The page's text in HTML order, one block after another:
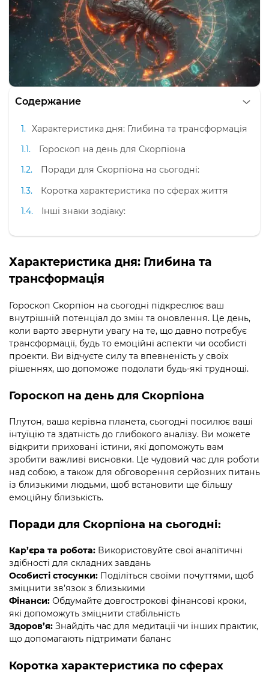
Содержание
Характеристика дня: Глибина та трансформація
Гороскоп на день для Скорпіона
Поради для Скорпіона на сьогодні:
Коротка характеристика по сферах життя
Інші знаки зодіаку:
Характеристика дня: Глибина та
трансформація
Гороскоп Скорпіон на сьогодні підкреслює ваш
внутрішній потенціал до змін та оновлення. Це день,
коли варто звернути увагу на те, що давно потребує
трансформації, будь то емоційні аспекти чи особисті
проекти. Ви відчуєте силу та впевненість у своїх
рішеннях, що допоможе подолати будь-які труднощі.
Гороскоп на день для Скорпіона
Плутон, ваша керівна планета, сьогодні посилює ваші
інтуїцію та здатність до глибокого аналізу. Ви можете
відкрити приховані істини, які допоможуть вам
зробити важливі висновки. Це чудовий час для роботи
над собою, а також для обговорення серйозних питань
із близькими людьми, щоб встановити ще більшу
емоційну близькість.
Поради для Скорпіона на сьогодні:
Кар’єра та робота: Використовуйте свої аналітичні
здібності для складних завдань
Особисті стосунки: Поділіться своїми почуттями, щоб
зміцнити зв’язок з близькими
Фінанси: Обдумайте довгострокові фінансові кроки,
які допоможуть зміцнити стабільність
Здоров’я: Знайдіть час для медитації чи інших практик,
що допомагають підтримати баланс
Коротка характеристика по сферах